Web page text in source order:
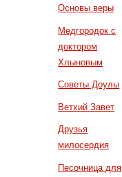
Основы веры
Медгородок с
доктором
Хлыновым
Советы Доулы
Ветхий Завет
Друзья
милосердия
Песочница для